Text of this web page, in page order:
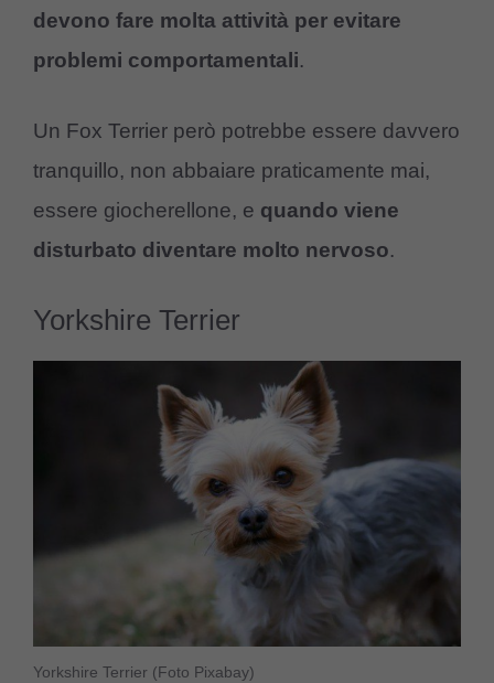
devono fare molta attività per evitare
problemi comportamentali.
Un Fox Terrier però potrebbe essere davvero
tranquillo, non abbaiare praticamente mai,
essere giocherellone, e quando viene
disturbato diventare molto nervoso.
Yorkshire Terrier
Yorkshire Terrier (Foto Pixabay)